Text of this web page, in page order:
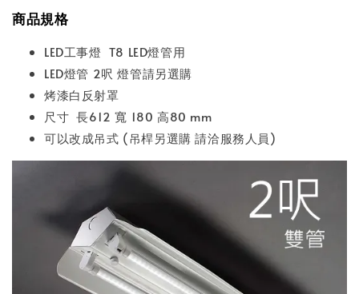
商品規格
LED工事燈 T8 LED燈管用
LED燈管 2呎 燈管請另選購
烤漆白反射罩
尺寸 長612 寬 180 高80 mm
可以改成吊式 (吊桿另選購 請洽服務人員)